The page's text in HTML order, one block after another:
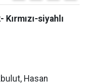
siyahlı
Hasan